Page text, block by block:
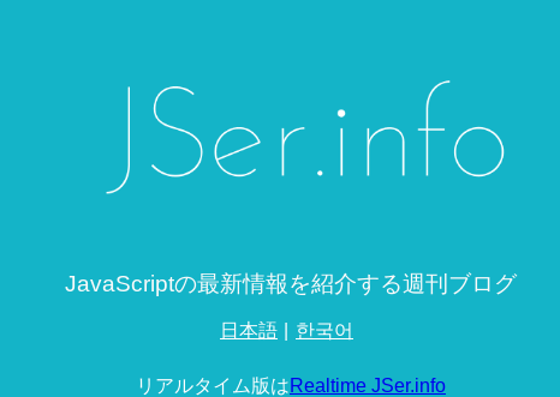
JavaScriptの最新情報を紹介する週刊ブログ
日本語 한국어
リアルタイム版はRealtime JSer.info